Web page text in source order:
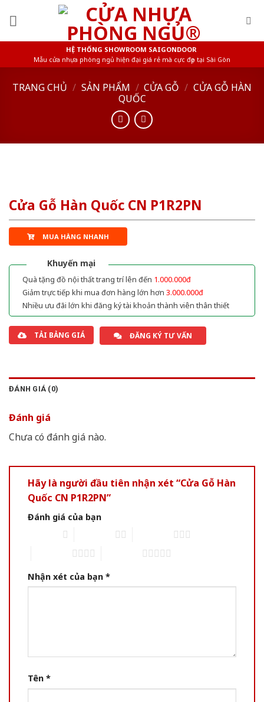
HỆ THỐNG SHOWROOM SAIGONDOOR
Mẫu cửa nhựa phòng ngủ hiện đại giá rẻ mà cực đẹp tại Sài Gòn
TRANG CHỦ / SẢN PHẨM / CỬA GỖ / CỬA GỖ HÀN
QUỐC
Cửa Gỗ Hàn Quốc CN P1R2PN
MUA HÀNG NHANH
Khuyến mại
Quà tặng đồ nội thất trang trí lên đến 1.000.000đ
Giảm trực tiếp khi mua đơn hàng lớn hơn 3.000.000đ
Nhiều ưu đãi lớn khi đăng ký tài khoản thành viên thân thiết
TẢI BẢNG GIÁ ĐĂNG KÝ TƯ VẤN
ĐÁNH GIÁ (0)
Đánh giá
Chưa có đánh giá nào.
Hãy là người đầu tiên nhận xét “Cửa Gỗ Hàn
Quốc CN P1R2PN”
Đánh giá của bạn
Nhận xét của bạn *
Tên *